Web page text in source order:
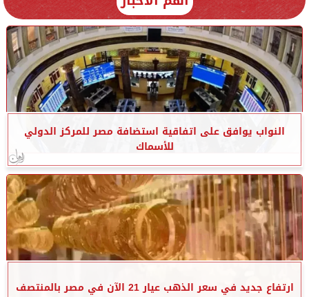
النواب يوافق على اتفاقية استضافة مصر للمركز الدولي
للأسماك
ارتفاع جديد في سعر الذهب عيار 21 الآن في مصر بالمنتصف